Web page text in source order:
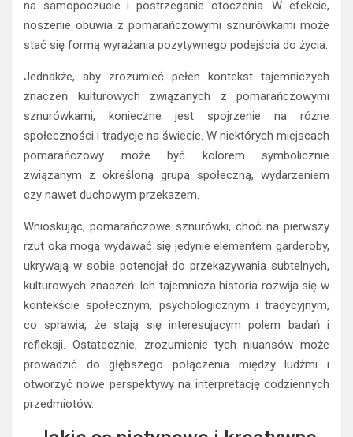
na samopoczucie i postrzeganie otoczenia. W efekcie,
noszenie obuwia z pomarańczowymi sznurówkami może
stać się formą wyrażania pozytywnego podejścia do życia.
Jednakże, aby zrozumieć pełen kontekst tajemniczych
znaczeń kulturowych związanych z pomarańczowymi
sznurówkami, konieczne jest spojrzenie na różne
społeczności i tradycje na świecie. W niektórych miejscach
pomarańczowy może być kolorem symbolicznie
związanym z określoną grupą społeczną, wydarzeniem
czy nawet duchowym przekazem.
Wnioskując, pomarańczowe sznurówki, choć na pierwszy
rzut oka mogą wydawać się jedynie elementem garderoby,
ukrywają w sobie potencjał do przekazywania subtelnych,
kulturowych znaczeń. Ich tajemnicza historia rozwija się w
kontekście społecznym, psychologicznym i tradycyjnym,
co sprawia, że stają się interesującym polem badań i
refleksji. Ostatecznie, zrozumienie tych niuansów może
prowadzić do głębszego połączenia między ludźmi i
otworzyć nowe perspektywy na interpretację codziennych
przedmiotów.